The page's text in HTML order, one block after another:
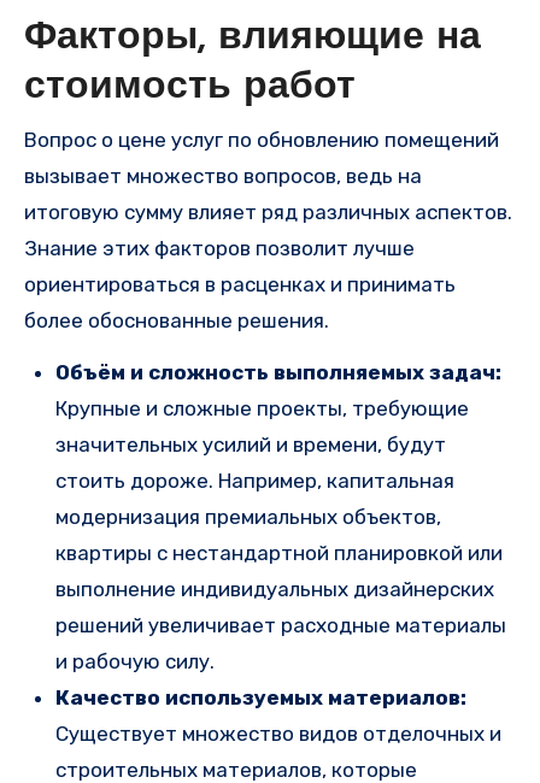
Факторы, влияющие на
стоимость работ
Вопрос о цене услуг по обновлению помещений
вызывает множество вопросов, ведь на
итоговую сумму влияет ряд различных аспектов.
Знание этих факторов позволит лучше
ориентироваться в расценках и принимать
более обоснованные решения.
Объём и сложность выполняемых задач:
Крупные и сложные проекты, требующие
значительных усилий и времени, будут
стоить дороже. Например, капитальная
модернизация премиальных объектов,
квартиры с нестандартной планировкой или
выполнение индивидуальных дизайнерских
решений увеличивает расходные материалы
и рабочую силу.
Качество используемых материалов:
Существует множество видов отделочных и
строительных материалов, которые